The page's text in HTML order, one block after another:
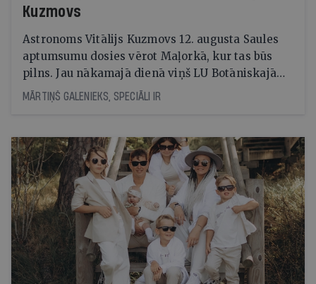
Kuzmovs
Astronoms Vitālijs Kuzmovs 12. augusta Saules
aptumsumu dosies vērot Maļorkā, kur tas būs
pilns. Jau nākamajā dienā viņš LU Botāniskajā
dārzā lasīs lekciju Perseīdu naktī. Tās
apmeklētāji varēs vērot uz Zemi krītošos
Zariņa koncertu
MĀRTIŅŠ GALENIEKS, SPECIĀLI IR